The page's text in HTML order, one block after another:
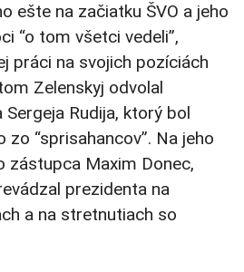
ešte na začiatku ŠVO a jeho
“o tom všetci vedeli”,
práci na svojich pozíciách
Zelenskyj odvolal
Rudija, ktorý bol
“sprisahancov”. Na jeho
zástupca Maxim Donec,
prezidenta na
a na stretnutiach so